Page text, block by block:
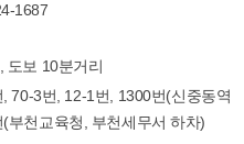
1687
도보 10분거리
70-3번, 12-1번, 1300번(신중동역
부천교육청, 부천세무서 하차)